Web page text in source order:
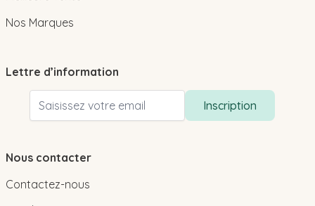
Nos Marques
Lettre d’information
Adresse email
Inscription
Nous contacter
Contactez-nous